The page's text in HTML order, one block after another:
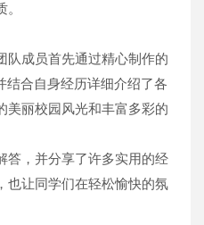
队成员首先通过精心制作的
结合自身经历详细介绍了各
美丽校园风光和丰富多彩的
答，并分享了许多实用的经
也让同学们在轻松愉快的氛